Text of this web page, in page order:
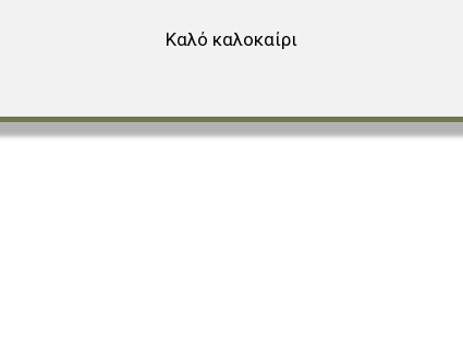
Καλό καλοκαίρι